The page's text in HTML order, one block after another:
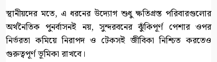
স্থানীয়দের মতে, এ ধরনের উদ্যোগ শুধু ক্ষতিগ্রস্ত পরিবারগুলোর
অর্থনৈতিক পুনর্বাসনই নয়, সুন্দরবনের ঝুঁকিপূর্ণ পেশার ওপর
নির্ভরতা কমিয়ে নিরাপদ ও টেকসই জীবিকা নিশ্চিত করতেও
গুরুত্বপূর্ণ ভূমিকা রাখবে।